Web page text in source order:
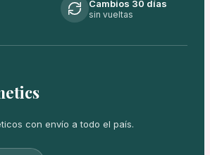
Cambios 30 días
sin vueltas
con envío a todo el país.